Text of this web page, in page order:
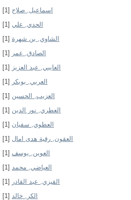
اسماعيل, صلاح [1]
الحدي, علي [1]
الشاوي, بن شهرة [1]
الصادق, عمر
[1]
العايبي, عبد العزيز
[1]
العربي, بوبكر
[1]
العزيب, الحسين [1]
العطري, نور الدين [1]
العطوي, سفيان [1]
العقون, رقية هدى امال [1]
العوين, يوسف [1]
العياضي, محمد [1]
القيزي, عبد القادر
[1]
الكر, خالد [1]